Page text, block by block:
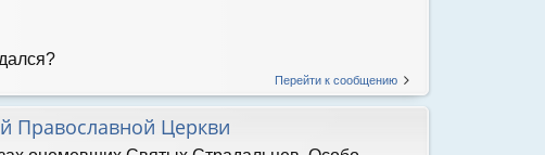
Перейти к сообщению
Православной Церкви